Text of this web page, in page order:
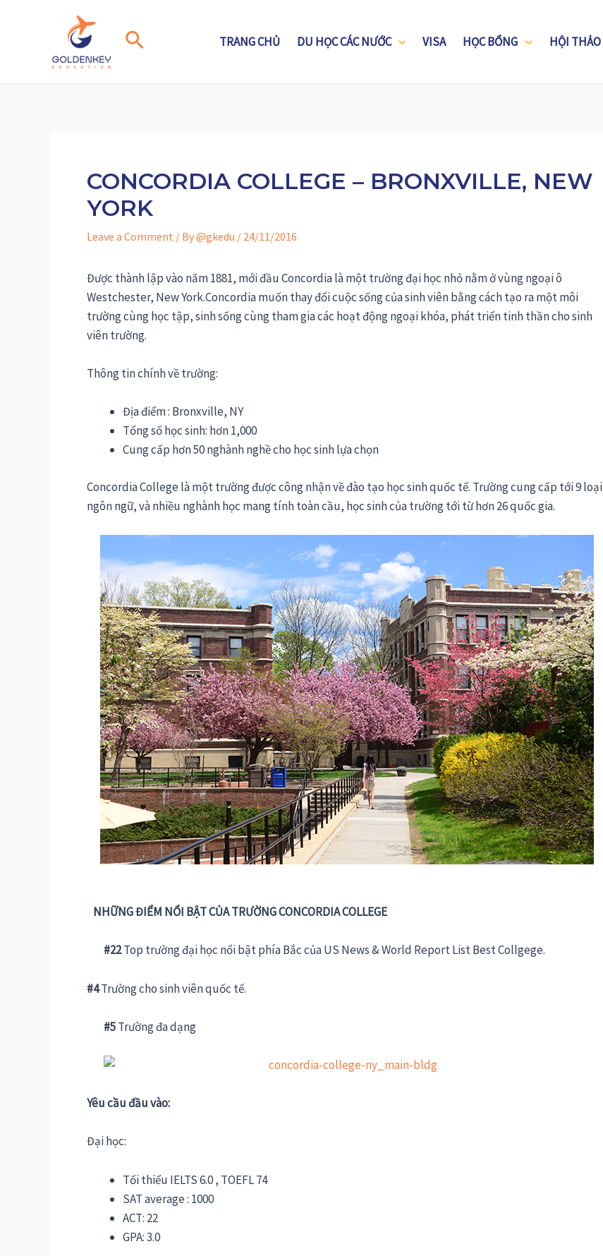
Search TRANG CHỦ DU HỌC CÁC NƯỚC VISA HỌC BỔNG HỘI THẢO
CONCORDIA COLLEGE – BRONXVILLE, NEW
YORK
Leave a Comment / By@gkedu / 24/11/2016
Được thành lập vào năm 1881, mới đầu Concordia là một trường đại học nhỏ nằm ở vùng ngoại ô
Westchester, New York.Concordia muốn thay đổi cuộc sống của sinh viên bằng cách tạo ra một môi
trường cùng học tập, sinh sống cùng tham gia các hoạt động ngoại khóa, phát triển tinh thần cho sinh
viên trường.
Thông tin chính về trường:
Địa điểm : Bronxville, NY
Tổng số học sinh: hơn 1,000
Cung cấp hơn 50 nghành nghề cho học sinh lựa chọn
Concordia College là một trường được công nhận về đào tạo học sinh quốc tế. Trường cung cấp tới 9 loại
ngôn ngữ, và nhiều nghành học mang tính toàn cầu, học sinh của trường tới từ hơn 26 quốc gia.
NHỮNG ĐIỂM NỔI BẬT CỦA TRƯỜNG CONCORDIA COLLEGE
#22Top trường đại học nổi bật phía Bắc của US News & World Report List Best Collgege.
#4Trường cho sinh viên quốc tế.
#5Trường đa dạng
Yêu cầu đầu vào:
Đại học:
Tối thiểu IELTS 6.0 , TOEFL 74
SAT average : 1000
ACT: 22
GPA: 3.0